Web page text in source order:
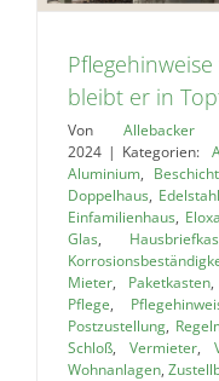
bleibt er in
Von
2024 | Kategorien:
Aluminium,
Doppelhaus, Edelstahl
Einfamilienhaus,
Glas,
Mieter, Paketkasten,
Pflege,
Postzustellung,
Schloß, Vermieter,
Wohnanlagen,